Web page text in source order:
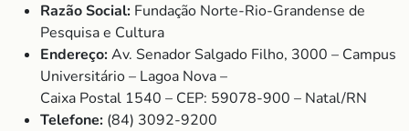
Razão Social: Fundação Norte-Rio-Grandense de
Pesquisa e Cultura
Endereço:Av. Senador Salgado Filho, 3000 – Campus
Universitário – Lagoa Nova –
Caixa Postal 1540 – CEP: 59078-900 – Natal/RN
Telefone: (84) 3092-9200